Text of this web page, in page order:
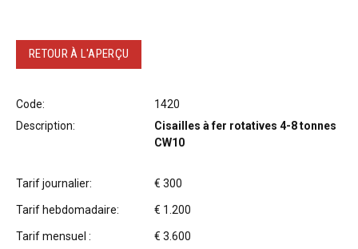
RETOUR À L'APERÇU
Code:
1420
Description:
Cisailles à fer rotatives 4-8 tonnes
CW10
Tarif journalier: € 300
Tarif hebdomadaire: € 1.200
Tarif mensuel : € 3.600